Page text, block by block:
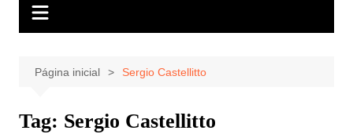
Página inicial Sergio Castellitto
Tag: Sergio Castellitto